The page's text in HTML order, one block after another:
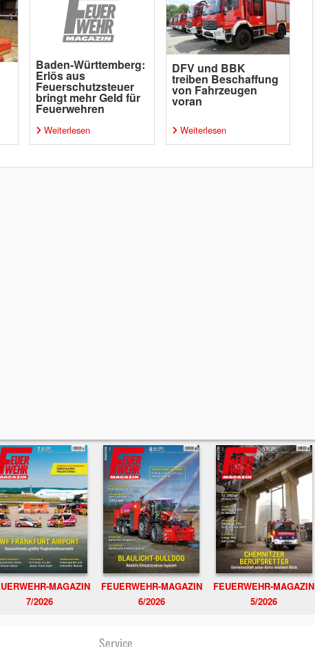
Baden-Württemberg:
Erlös aus
Feuerschutzsteuer
bringt mehr Geld für
Feuerwehren
Weiterlesen
DFV und BBK
treiben Beschaffung
von Fahrzeugen
voran
Weiterlesen
MAGAZIN
7/2026
FEUERWEHR-MAGAZIN
6/2026
FEUERWEHR-MAGAZIN
5/2026
Service